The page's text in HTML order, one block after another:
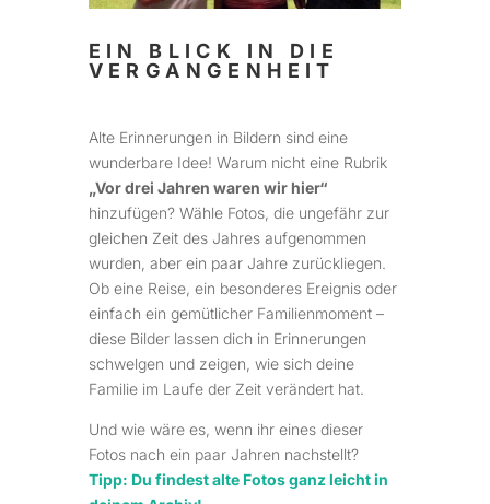
EIN BLICK IN DIE
VERGANGENHEIT
Alte Erinnerungen in Bildern sind eine
wunderbare Idee! Warum nicht eine Rubrik
„Vor drei Jahren waren wir hier“
hinzufügen? Wähle Fotos, die ungefähr zur
gleichen Zeit des Jahres aufgenommen
wurden, aber ein paar Jahre zurückliegen.
Ob eine Reise, ein besonderes Ereignis oder
einfach ein gemütlicher Familienmoment –
diese Bilder lassen dich in Erinnerungen
schwelgen und zeigen, wie sich deine
Familie im Laufe der Zeit verändert hat.
Und wie wäre es, wenn ihr eines dieser
Fotos nach ein paar Jahren nachstellt?
Tipp: Du findest alte Fotos ganz leicht in